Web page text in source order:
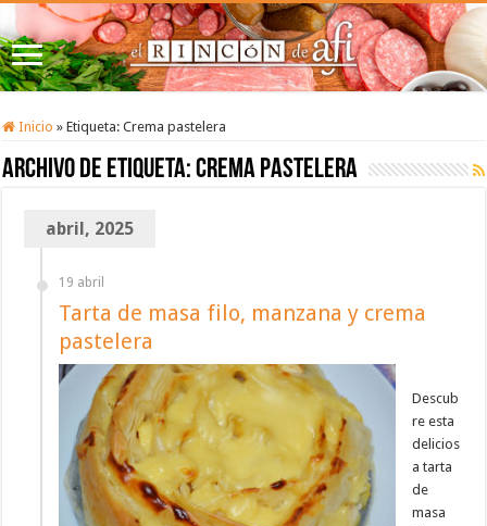
Inicio » Etiqueta:Crema pastelera
Archivo de etiqueta:Crema pastelera
abril, 2025
19 abril
Tarta de masa filo, manzana y crema
pastelera
Descub
re esta
delicios
a tarta
de
masa